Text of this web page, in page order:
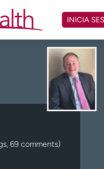
Especialidades
INICIA
69 comments)